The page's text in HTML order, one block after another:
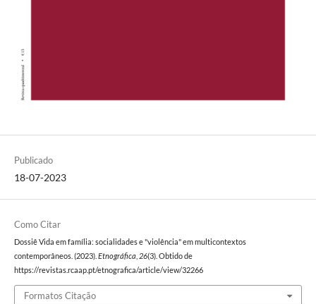
Publicado
18-07-2023
Como Citar
Dossiê Vida em família: socialidades e "violência" em multicontextos
contemporâneos. (2023). Etnográfica 26(3). Obtido de
https://revistas.rcaap.pt/etnografica/article/view/32266
Formatos Citação